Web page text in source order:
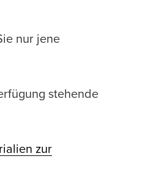
nur jene
stehende
zur